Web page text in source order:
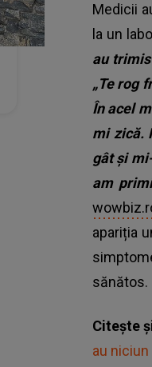
Medicii
la un
au
„Te rog
În acel
mi zică.
gât și
am
apariția
sănătos.
Citește
au